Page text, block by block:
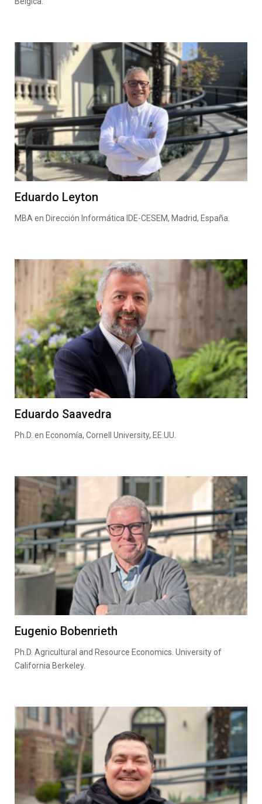
Eduardo Leyton
MBA en Dirección Informática IDE-CESEM, Madrid, España.
Eduardo Saavedra
Ph.D. en Economía, Cornell University, EE.UU.
Eugenio Bobenrieth
Ph.D. Agricultural and Resource Economics. University of
California Berkeley.